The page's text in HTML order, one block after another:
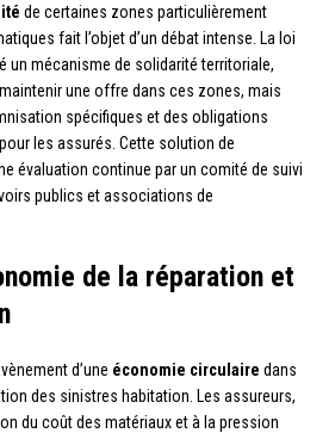
de certaines zones particulièrement
fait l’objet d’un débat intense. La loi
un mécanisme de solidarité territoriale,
une offre dans ces zones, mais
spécifiques et des obligations
les assurés. Cette solution de
évaluation continue par un comité de suivi
publics et associations de
de la réparation et
d’une économie circulaire dans
des sinistres habitation. Les assureurs,
du coût des matériaux et à la pression